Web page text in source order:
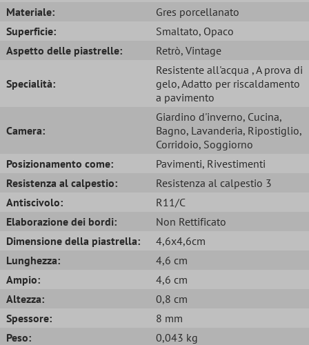
Materiale:
Gres porcellanato
Superficie:
Smaltato, Opaco
Aspetto delle piastrelle:
Retrò, Vintage
Specialità:
Resistente all'acqua , A prova di
gelo, Adatto per riscaldamento
a pavimento
Camera:
Giardino d'inverno, Cucina,
Bagno, Lavanderia, Ripostiglio,
Corridoio, Soggiorno
Posizionamento come:
Pavimenti, Rivestimenti
Resistenza al calpestio:
Resistenza al calpestio 3
Antiscivolo:
R11/C
Elaborazione dei bordi:
Non Rettificato
Dimensione della piastrella:
4,6x4,6cm
Lunghezza:
4,6 cm
Ampio:
4,6 cm
Altezza:
0,8 cm
Spessore:
8 mm
Peso:
0,043 kg